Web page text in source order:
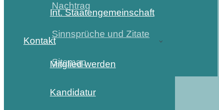
Nachtrag
Sinnsprüche und Zitate
Sitemap
Int. Staatengemeinschaft
Kontakt
Mitglied werden
Kandidatur